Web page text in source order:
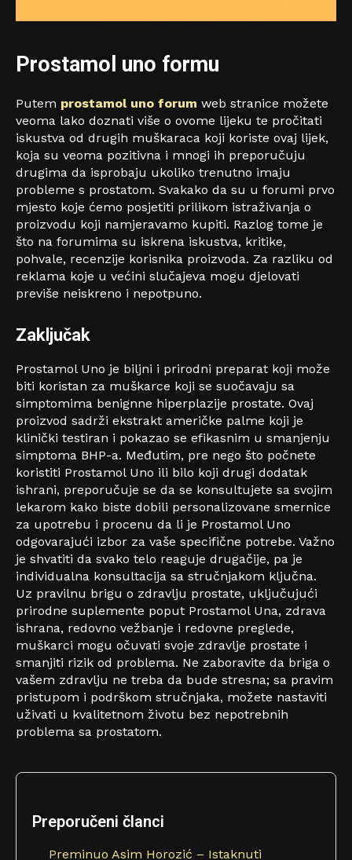
Prostamol uno formu
Putem prostamol uno forum web stranice možete
veoma lako doznati više o ovome lijeku te pročitati
iskustva od drugih muškaraca koji koriste ovaj lijek,
koja su veoma pozitivna i mnogi ih preporučuju
drugima da isprobaju ukoliko trenutno imaju
probleme s prostatom. Svakako da su u forumi prvo
mjesto koje ćemo posjetiti prilikom istraživanja o
proizvodu koji namjeravamo kupiti. Razlog tome je
što na forumima su iskrena iskustva, kritike,
pohvale, recenzije korisnika proizvoda. Za razliku od
reklama koje u većini slučajeva mogu djelovati
previše neiskreno i nepotpuno.
Zaključak
Prostamol Uno je biljni i prirodni preparat koji može
biti koristan za muškarce koji se suočavaju sa
simptomima benignne hiperplazije prostate. Ovaj
proizvod sadrži ekstrakt američke palme koji je
klinički testiran i pokazao se efikasnim u smanjenju
simptoma BHP-a. Međutim, pre nego što počnete
koristiti Prostamol Uno ili bilo koji drugi dodatak
ishrani, preporučuje se da se konsultujete sa svojim
lekarom kako biste dobili personalizovane smernice
za upotrebu i procenu da li je Prostamol Uno
odgovarajući izbor za vaše specifične potrebe. Važno
je shvatiti da svako telo reaguje drugačije, pa je
individualna konsultacija sa stručnjakom ključna.
Uz pravilnu brigu o zdravlju prostate, uključujući
prirodne suplemente poput Prostamol Una, zdrava
ishrana, redovno vežbanje i redovne preglede,
muškarci mogu očuvati svoje zdravlje prostate i
smanjiti rizik od problema. Ne zaboravite da briga o
vašem zdravlju ne treba da bude stresna; sa pravim
pristupom i podrškom stručnjaka, možete nastaviti
uživati ​​u kvalitetnom životu bez nepotrebnih
problema sa prostatom.
Preporučeni članci
Preminuo Asim Horozić – Istaknuti